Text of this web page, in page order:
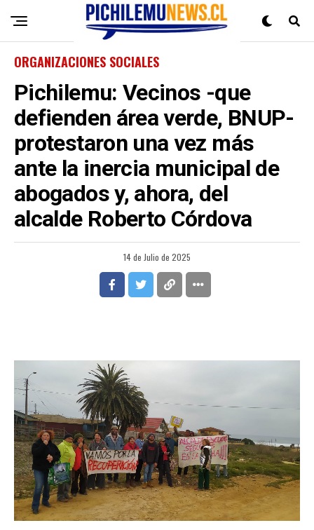
ORGANIZACIONES SOCIALES
Pichilemu: Vecinos -que
defienden área verde, BNUP-
protestaron una vez más
ante la inercia municipal de
abogados y, ahora, del
alcalde Roberto Córdova
14 de Julio de 2025